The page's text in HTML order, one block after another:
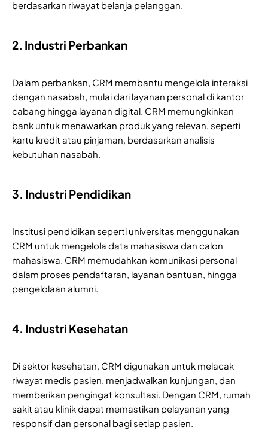
berdasarkan riwayat belanja pelanggan.
2. Industri Perbankan
Dalam perbankan, CRM membantu mengelola interaksi
dengan nasabah, mulai dari layanan personal di kantor
cabang hingga layanan digital. CRM memungkinkan
bank untuk menawarkan produk yang relevan, seperti
kartu kredit atau pinjaman, berdasarkan analisis
kebutuhan nasabah.
3. Industri Pendidikan
Institusi pendidikan seperti universitas menggunakan
CRM untuk mengelola data mahasiswa dan calon
mahasiswa. CRM memudahkan komunikasi personal
dalam proses pendaftaran, layanan bantuan, hingga
pengelolaan alumni.
4. Industri Kesehatan
Di sektor kesehatan, CRM digunakan untuk melacak
riwayat medis pasien, menjadwalkan kunjungan, dan
memberikan pengingat konsultasi. Dengan CRM, rumah
sakit atau klinik dapat memastikan pelayanan yang
responsif dan personal bagi setiap pasien.